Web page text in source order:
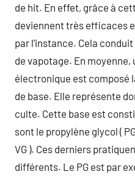
de hit. En effet, grâce à
deviennent très efficaces
par l’instance. Cela
de vapotage. En
électronique est composé
de base. Elle représente
culte. Cette base est
sont le propylène glycol (
VG ). Ces derniers
différents. Le PG est par